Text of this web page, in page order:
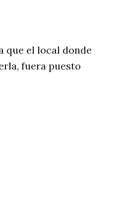
que el local donde
fuera puesto